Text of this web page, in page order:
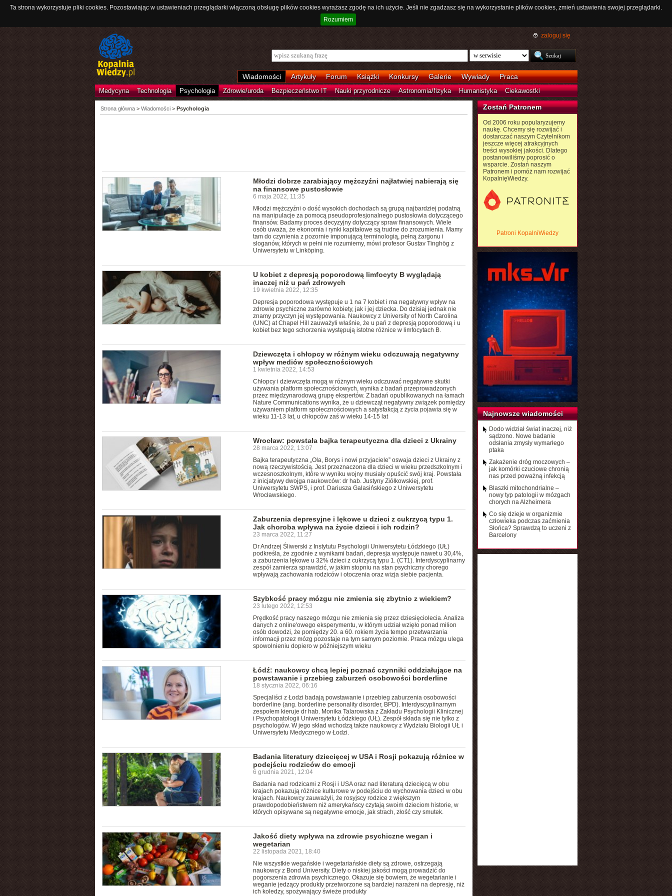
Ta strona wykorzystuje pliki cookies. Pozostawiając w ustawieniach przeglądarki włączoną obsługę plików cookies wyrażasz zgodę na ich użycie. Jeśli nie zgadzasz się na wykorzystanie plików cookies, zmień ustawienia swojej przeglądarki.
Rozumiem
zaloguj się
Wiadomości Artykuły Forum Książki Konkursy Galerie Wywiady Praca
Medycyna Technologia Psychologia Zdrowie/uroda Bezpieczeństwo IT Nauki przyrodnicze Astronomia/fizyka Humanistyka Ciekawostki
Strona główna> Wiadomości > Psychologia
Młodzi dobrze zarabiający mężczyźni najłatwiej nabierają się
na finansowe pustosłowie
6 maja 2022, 11:35
Młodzi mężczyźni o dość wysokich dochodach są grupą najbardziej podatną
na manipulacje za pomocą pseudoprofesjonalnego pustosłowia dotyczącego
finansów. Badamy proces decyzyjny dotyczący spraw finansowych. Wiele
osób uważa, że ekonomia i rynki kapitałowe są trudne do zrozumienia. Mamy
tam do czynienia z pozornie imponującą terminologią, pełną żargonu i
sloganów, których w pełni nie rozumiemy, mówi profesor Gustav Tinghög z
Uniwersytetu w Linköping.
U kobiet z depresją poporodową limfocyty B wyglądają
inaczej niż u pań zdrowych
19 kwietnia 2022, 12:35
Depresja poporodowa występuje u 1 na 7 kobiet i ma negatywny wpływ na
zdrowie psychiczne zarówno kobiety, jak i jej dziecka. Do dzisiaj jednak nie
znamy przyczyn jej występowania. Naukowcy z University of North Carolina
(UNC) at Chapel Hill zauważyli właśnie, że u pań z depresją poporodową i u
kobiet bez tego schorzenia występują istotne różnice w limfocytach B.
Dziewczęta i chłopcy w różnym wieku odczuwają negatywny
wpływ mediów społecznościowych
1 kwietnia 2022, 14:53
Chłopcy i dziewczęta mogą w różnym wieku odczuwać negatywne skutki
używania platform społecznościowych, wynika z badań przeprowadzonych
przez międzynarodową grupę ekspertów. Z badań opublikowanych na łamach
Nature Communications wynika, że u dziewcząt negatywny związek pomiędzy
używaniem platform społecznościowych a satysfakcją z życia pojawia się w
wieku 11-13 lat, u chłopców zaś w wieku 14-15 lat
Wrocław: powstała bajka terapeutyczna dla dzieci z Ukrainy
28 marca 2022, 13:07
Bajka terapeutyczna „Ola, Borys i nowi przyjaciele” oswaja dzieci z Ukrainy z
nową rzeczywistością. Jest przeznaczona dla dzieci w wieku przedszkolnym i
wczesnoszkolnym, które w wyniku wojny musiały opuścić swój kraj. Powstała
z inicjatywy dwojga naukowców: dr hab. Justyny Ziółkowskiej, prof.
Uniwersytetu SWPS, i prof. Dariusza Galasińskiego z Uniwersytetu
Wrocławskiego.
Zaburzenia depresyjne i lękowe u dzieci z cukrzycą typu 1.
Jak choroba wpływa na życie dzieci i ich rodzin?
23 marca 2022, 11:27
Dr Andrzej Śliwerski z Instytutu Psychologii Uniwersytetu Łódzkiego (UŁ)
podkreśla, że zgodnie z wynikami badań, depresja występuje nawet u 30,4%,
a zaburzenia lękowe u 32% dzieci z cukrzycą typu 1. (CT1). Interdyscyplinarny
zespół zamierza sprawdzić, w jakim stopniu na stan psychiczny chorego
wpływają zachowania rodziców i otoczenia oraz wizja siebie pacjenta.
Szybkość pracy mózgu nie zmienia się zbytnio z wiekiem?
23 lutego 2022, 12:53
Prędkość pracy naszego mózgu nie zmienia się przez dziesięciolecia. Analiza
danych z online'owego eksperymentu, w którym udział wzięło ponad milion
osób dowodzi, że pomiędzy 20. a 60. rokiem życia tempo przetwarzania
informacji przez mózg pozostaje na tym samym poziomie. Praca mózgu ulega
spowolnieniu dopiero w późniejszym wieku
Łódź: naukowcy chcą lepiej poznać czynniki oddziałujące na
powstawanie i przebieg zaburzeń osobowości borderline
18 stycznia 2022, 06:16
Specjaliści z Łodzi badają powstawanie i przebieg zaburzenia osobowości
borderline (ang. borderline personality disorder, BPD). Interdyscyplinarnym
zespołem kieruje dr hab. Monika Talarowska z Zakładu Psychologii Klinicznej
i Psychopatologii Uniwersytetu Łódzkiego (UŁ). Zespół składa się nie tylko z
psychologów. W jego skład wchodzą także naukowcy z Wydziału Biologii UŁ i
Uniwersytetu Medycznego w Łodzi.
Badania literatury dziecięcej w USA i Rosji pokazują różnice w
podejściu rodziców do emocji
6 grudnia 2021, 12:04
Badania nad rodzicami z Rosji i USA oraz nad literaturą dziecięcą w obu
krajach pokazują różnice kulturowe w podejściu do wychowania dzieci w obu
krajach. Naukowcy zauważyli, że rosyjscy rodzice z większym
prawdopodobieństwem niż amerykańscy czytają swoim dzieciom historie, w
których opisywane są negatywne emocje, jak strach, złość czy smutek.
Jakość diety wpływa na zdrowie psychiczne wegan i
wegetarian
22 listopada 2021, 18:40
Nie wszystkie wegańskie i wegetariańskie diety są zdrowe, ostrzegają
naukowcy z Bond University. Diety o niskiej jakości mogą prowadzić do
pogorszenia zdrowia psychicznego. Okazuje się bowiem, że wegetarianie i
weganie jedzący produkty przetworzone są bardziej narażeni na depresję, niż
ich koledzy, spożywający świeże produkty
Zostań Patronem
Od 2006 roku popularyzujemy
naukę. Chcemy się rozwijać i
dostarczać naszym Czytelnikom
jeszcze więcej atrakcyjnych
treści wysokiej jakości. Dlatego
postanowiliśmy poprosić o
wsparcie. Zostań naszym
Patronem i pomóż nam rozwijać
KopalnięWiedzy.
Patroni KopalniWiedzy
Najnowsze wiadomości
Dodo widział świat inaczej, niż
sądzono. Nowe badanie
odsłania zmysły wymarłego
ptaka
Zakażenie dróg moczowych –
jak komórki czuciowe chronią
nas przed poważną infekcją
Blaszki mitochondrialne –
nowy typ patologii w mózgach
chorych na Alzheimera
Co się dzieje w organizmie
człowieka podczas zaćmienia
Słońca? Sprawdzą to uczeni z
Barcelony